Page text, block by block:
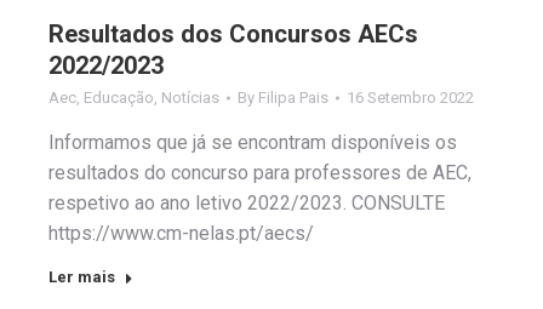
Resultados dos Concursos AECs
2022/2023
Aec Educação Notícias By Filipa Pais 16 Setembro 2022
Informamos que já se encontram disponíveis os
resultados do concurso para professores de AEC,
respetivo ao ano letivo 2022/2023. CONSULTE
https://www.cm-nelas.pt/aecs/
Ler mais